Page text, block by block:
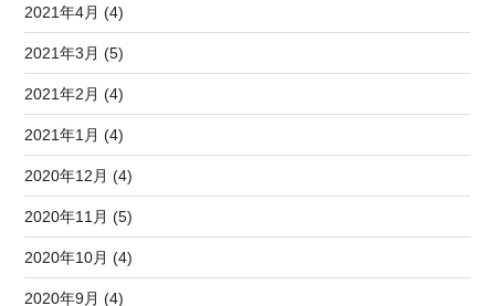
2021年4月 (4)
2021年3月 (5)
2021年2月 (4)
2021年1月 (4)
2020年12月 (4)
2020年11月 (5)
2020年10月 (4)
2020年9月 (4)